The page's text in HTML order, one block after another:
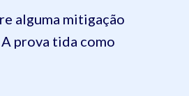
alguma mitigação
prova tida como